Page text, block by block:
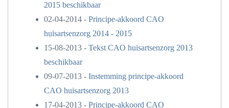
2015 beschikbaar
02-04-2014 - Principe-akkoord CAO
huisartsenzorg 2014 - 2015
15-08-2013 - Tekst CAO huisartsenzorg 2013
beschikbaar
09-07-2013 - Instemming principe-akkoord
CAO huisartsenzorg 2013
17-04-2013 - Principe-akkoord CAO